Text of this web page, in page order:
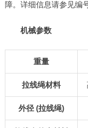
障。详细信息请参见编
机械参数
重量
拉线绳材料
外径 (拉线绳)